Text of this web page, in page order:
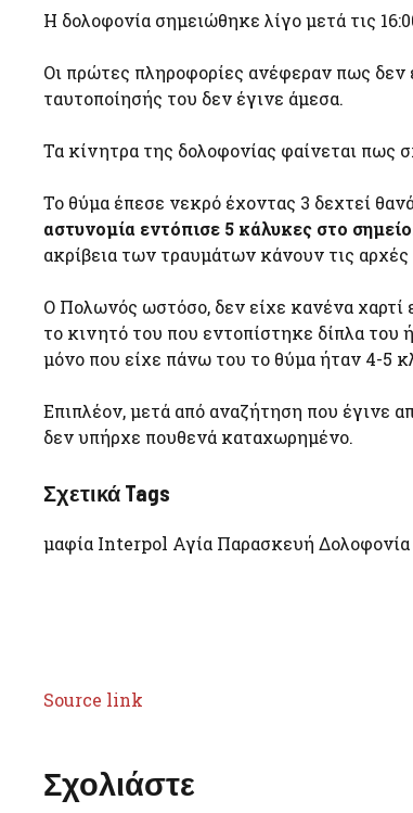
Η δολοφονία σημειώθηκε λίγο μετά τις
Οι πρώτες πληροφορίες ανέφεραν πως δεν
ταυτοποίησής του δεν έγινε άμεσα.
Τα κίνητρα της δολοφονίας φαίνεται πως
Το θύμα έπεσε νεκρό έχοντας 3 δεχτεί
αστυνομία εντόπισε 5 κάλυκες στο
ακρίβεια των τραυμάτων κάνουν τις
Ο Πολωνός ωστόσο, δεν είχε κανένα χαρτί
το κινητό του που εντοπίστηκε δίπλα του
μόνο που είχε πάνω του το θύμα ήταν 4-5
Επιπλέον, μετά από αναζήτηση που έγινε
δεν υπήρχε πουθενά καταχωρημένο.
Σχετικά Tags
μαφία Interpol Αγία Παρασκευή Δολοφονία
Source link
Σχολιάστε